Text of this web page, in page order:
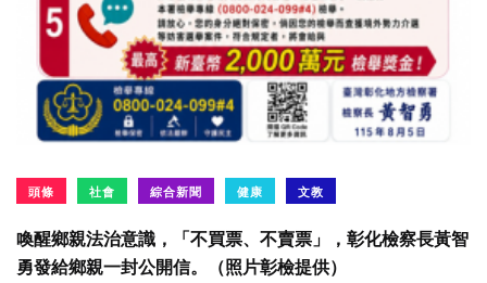
頭條 社會 綜合新聞 健康 文教
喚醒鄉親法治意識，「不買票、不賣票」，彰化檢察長黃智
勇發給鄉親一封公開信。（照片彰檢提供）